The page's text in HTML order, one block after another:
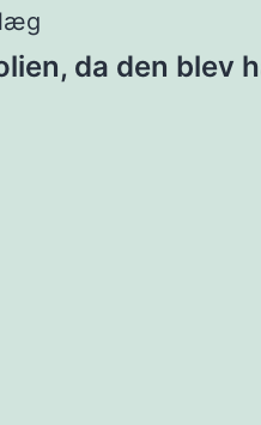
da den blev